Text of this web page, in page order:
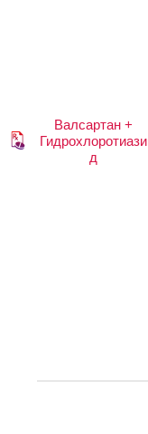
Валсартан +
Гидрохлоротиази
д